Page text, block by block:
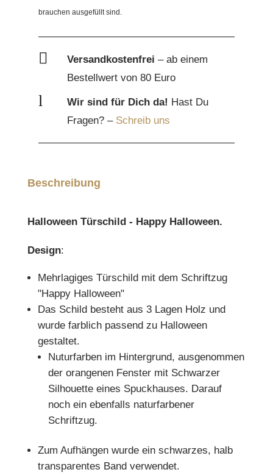
brauchen ausgefüllt sind.
 Versandkostenfrei – ab einem
Bestellwert von 80 Euro
l Wir sind für Dich da! Hast Du
Fragen? – Schreib uns
Beschreibung
Halloween Türschild - Happy Halloween.
Design:
Mehrlagiges Türschild mit dem Schriftzug
"Happy Halloween"
Das Schild besteht aus 3 Lagen Holz und
wurde farblich passend zu Halloween
gestaltet.
Nuturfarben im Hintergrund, ausgenommen
der orangenen Fenster mit Schwarzer
Silhouette eines Spuckhauses. Darauf
noch ein ebenfalls naturfarbener
Schriftzug.
Zum Aufhängen wurde ein schwarzes, halb
transparentes Band verwendet.